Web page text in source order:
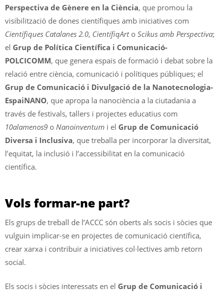
Perspectiva de Gènere en la Ciència, que promou la
visibilització de dones científiques amb iniciatives com
Científiques Catalanes 2.0, CientífiqArto Scikus amb Perspectiva;
el Grup de Política Científica i Comunicació-
POLCICOMM, que genera espais de formació i debat sobre la
relació entre ciència, comunicació i polítiques públiques; el
Grup de Comunicació i Divulgació de la Nanotecnologia-
EspaiNANO, que apropa la nanociència a la ciutadania a
través de festivals, tallers i projectes educatius com
10alamenos9 o Nanoinventum i el Grup de Comunicació
Diversa i Inclusiva, que treballa per incorporar la diversitat,
l’equitat, la inclusió i l’accessibilitat en la comunicació
científica.
Vols formar-ne part?
Els grups de treball de l’ACCC són oberts als socis i sòcies que
vulguin implicar-se en projectes de comunicació científica,
crear xarxa i contribuir a iniciatives col·lectives amb retorn
social.
Els socis i sòcies interessats en el Grup de Comunicació i